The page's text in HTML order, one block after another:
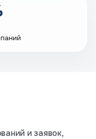
и заявок,